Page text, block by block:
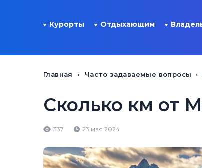
Курорты Отдыхающим
Главная Часто задаваемые вопросы
Сколько км от
337 23 мая 2024